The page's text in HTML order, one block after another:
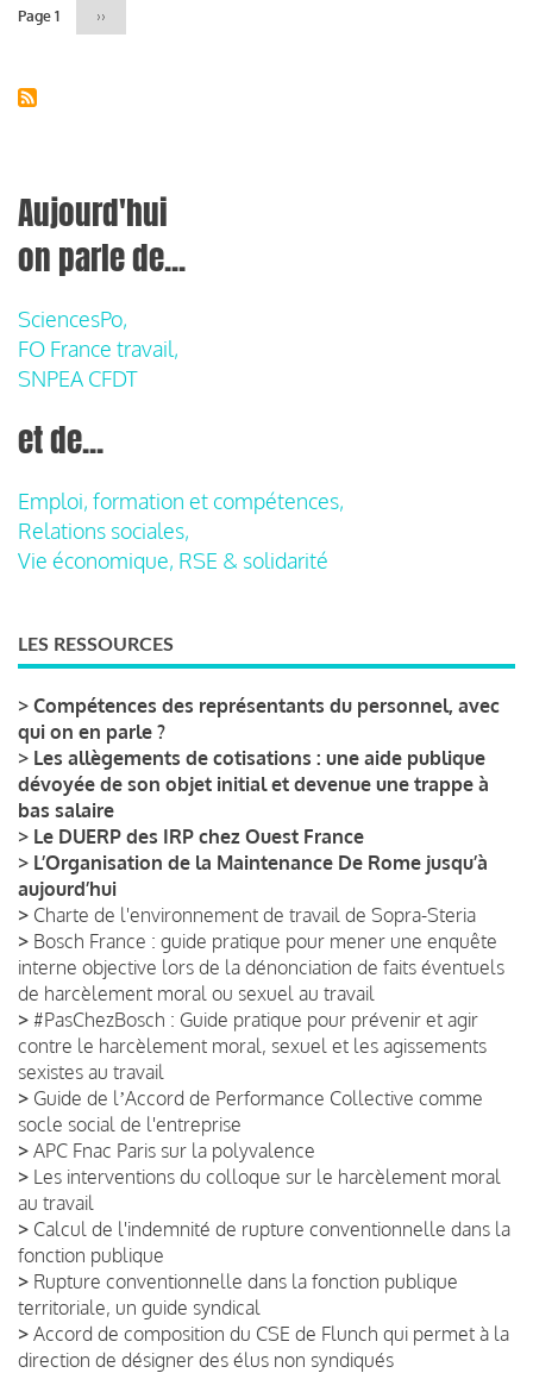
Page 1
Page
››
Aujourd'hui
on parle de...
SciencesPo,
FO France travail,
SNPEA CFDT
et de...
Emploi, formation et compétences,
Relations sociales,
Vie économique, RSE & solidarité
LES RESSOURCES
> Compétences des représentants du personnel, avec
qui on en parle ?
> Les allègements de cotisations : une aide publique
dévoyée de son objet initial et devenue une trappe à
bas salaire
> Le DUERP des IRP chez Ouest France
> L’Organisation de la Maintenance De Rome jusqu’à
aujourd’hui
> Charte de l'environnement de travail de Sopra-Steria
> Bosch France : guide pratique pour mener une enquête
interne objective lors de la dénonciation de faits éventuels
de harcèlement moral ou sexuel au travail
> #PasChezBosch : Guide pratique pour prévenir et agir
contre le harcèlement moral, sexuel et les agissements
sexistes au travail
> Guide de lʼAccord de Performance Collective comme
socle social de l'entreprise
> APC Fnac Paris sur la polyvalence
> Les interventions du colloque sur le harcèlement moral
au travail
> Calcul de l'indemnité de rupture conventionnelle dans la
fonction publique
> Rupture conventionnelle dans la fonction publique
territoriale, un guide syndical
> Accord de composition du CSE de Flunch qui permet à la
direction de désigner des élus non syndiqués